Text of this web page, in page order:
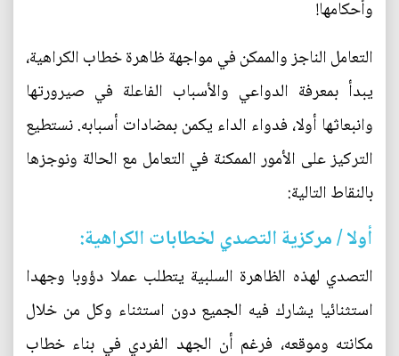
وأحكامها!
التعامل الناجز والممكن في مواجهة ظاهرة خطاب الكراهية،
يبدأ بمعرفة الدواعي والأسباب الفاعلة في صيرورتها
وانبعاثها أولا، فدواء الداء يكمن بمضادات أسبابه. نستطيع
التركيز على الأمور الممكنة في التعامل مع الحالة ونوجزها
بالنقاط التالية:
أولا / مركزية التصدي لخطابات الكراهية:
التصدي لهذه الظاهرة السلبية يتطلب عملا دؤوبا وجهدا
استثنائيا يشارك فيه الجميع دون استثناء وكل من خلال
مكانته وموقعه، فرغم أن الجهد الفردي في بناء خطاب